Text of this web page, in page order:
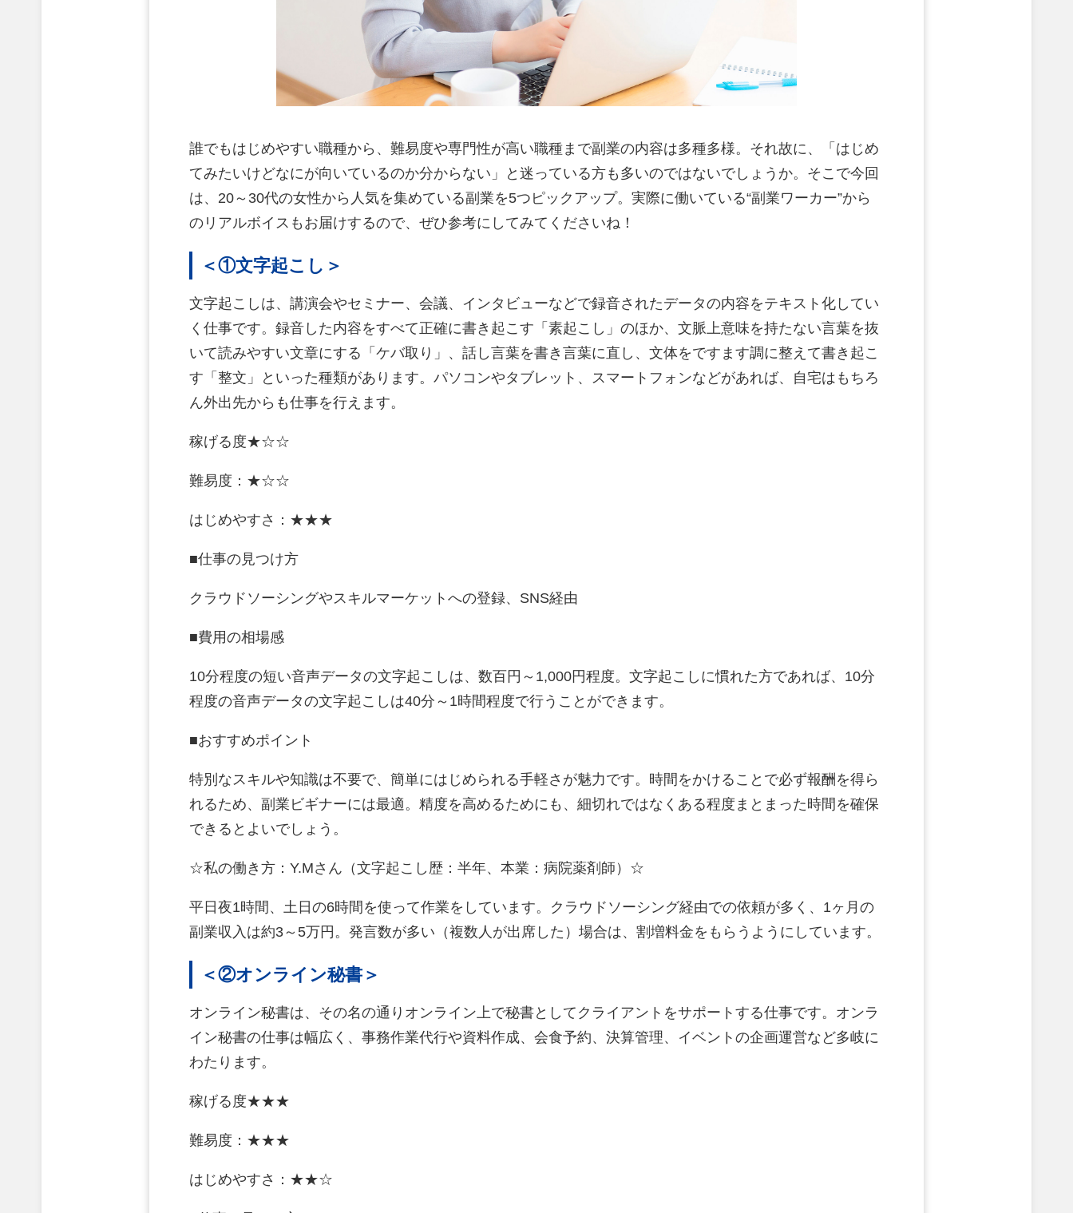
誰でもはじめやすい職種から、難易度や専門性が高い職種まで副業の内容は多種多様。それ故に、「はじめ
てみたいけどなにが向いているのか分からない」と迷っている方も多いのではないでしょうか。そこで今回
は、20～30代の女性から人気を集めている副業を5つピックアップ。実際に働いている“副業ワーカー”から
のリアルボイスもお届けするので、ぜひ参考にしてみてくださいね！
＜①文字起こし＞
文字起こしは、講演会やセミナー、会議、インタビューなどで録音されたデータの内容をテキスト化してい
く仕事です。録音した内容をすべて正確に書き起こす「素起こし」のほか、文脈上意味を持たない言葉を抜
いて読みやすい文章にする「ケバ取り」、話し言葉を書き言葉に直し、文体をですます調に整えて書き起こ
す「整文」といった種類があります。パソコンやタブレット、スマートフォンなどがあれば、自宅はもちろ
ん外出先からも仕事を行えます。
稼げる度★☆☆
難易度：★☆☆
はじめやすさ：★★★
■仕事の見つけ方
クラウドソーシングやスキルマーケットへの登録、SNS経由
■費用の相場感
10分程度の短い音声データの文字起こしは、数百円～1,000円程度。文字起こしに慣れた方であれば、10分
程度の音声データの文字起こしは40分～1時間程度で行うことができます。
■おすすめポイント
特別なスキルや知識は不要で、簡単にはじめられる手軽さが魅力です。時間をかけることで必ず報酬を得ら
れるため、副業ビギナーには最適。精度を高めるためにも、細切れではなくある程度まとまった時間を確保
できるとよいでしょう。
☆私の働き方：Y.Mさん（文字起こし歴：半年、本業：病院薬剤師）☆
平日夜1時間、土日の6時間を使って作業をしています。クラウドソーシング経由での依頼が多く、1ヶ月の
副業収入は約3～5万円。発言数が多い（複数人が出席した）場合は、割増料金をもらうようにしています。
＜②オンライン秘書＞
オンライン秘書は、その名の通りオンライン上で秘書としてクライアントをサポートする仕事です。オンラ
イン秘書の仕事は幅広く、事務作業代行や資料作成、会食予約、決算管理、イベントの企画運営など多岐に
わたります。
稼げる度★★★
難易度：★★★
はじめやすさ：★★☆